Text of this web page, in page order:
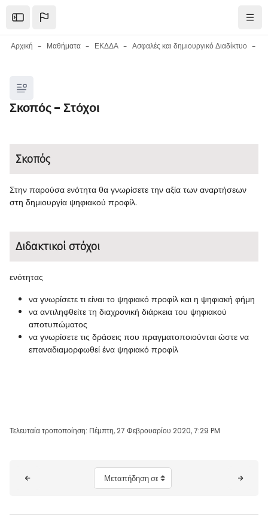
Open the sidebar
Αρχική Μαθήματα ΕΚΔΔΑ Ασφαλές και δημιουργικό Διαδίκτυο
Μπλοκ
Σκοπός - Στόχοι
Μπλοκ
Σκοπός
Στην παρούσα ενότητα θα γνωρίσετε την αξία των αναρτήσεων
στη δημιουργία ψηφιακού προφίλ.
Διδακτικοί στόχοι
ενότητας
να γνωρίσετε τι είναι το ψηφιακό προφίλ και η ψηφιακή φήμη
να αντιληφθείτε τη διαχρονική διάρκεια του ψηφιακού
αποτυπώματος
να γνωρίσετε τις δράσεις που πραγματοποιούνται ώστε να
επαναδιαμορφωθεί ένα ψηφιακό προφίλ
Τελευταία τροποποίηση: Πέμπτη, 27 Φεβρουαρίου 2020, 7:29 PM
Μεταπήδηση σε...